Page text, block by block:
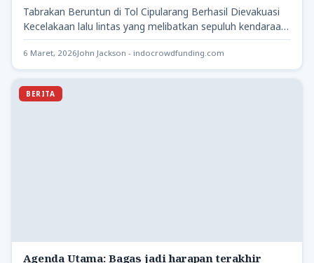
Tabrakan Beruntun di Tol Cipularang Berhasil Dievakuasi
Kecelakaan lalu lintas yang melibatkan sepuluh kendaraan
terjadi di Jalan Tol…
6 Maret, 2026John Jackson - indocrowdfunding.com
BERITA
Agenda Utama: Bagas jadi harapan terakhir